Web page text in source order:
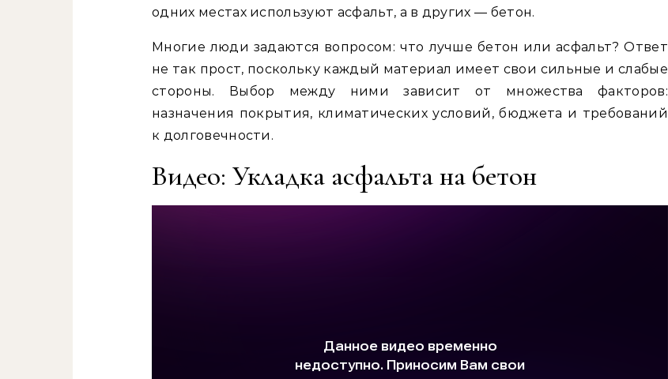
одних местах используют асфальт, а в других — бетон.
Многие люди задаются вопросом: что лучше бетон или асфальт? Ответ
не так прост, поскольку каждый материал имеет свои сильные и слабые
стороны. Выбор между ними зависит от множества факторов:
назначения покрытия, климатических условий, бюджета и требований
к долговечности.
Видео: Укладка асфальта на бетон